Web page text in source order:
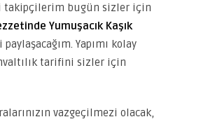
takipçilerim bugün sizler için
Yumuşacık Kaşık
Yapımı kolay
tarifini sizler için
vazgeçilmezi olacak,